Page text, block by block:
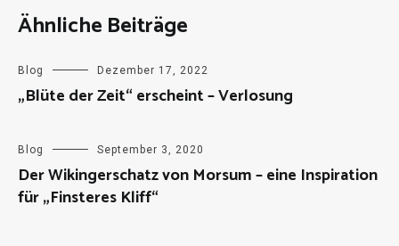
Ähnliche Beiträge
Blog Dezember 17, 2022
„Blüte der Zeit“ erscheint – Verlosung
Blog September 3, 2020
Der Wikingerschatz von Morsum – eine Inspiration
für „Finsteres Kliff“